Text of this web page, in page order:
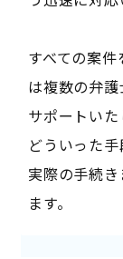
すべての案
は複数の弁
サポートいた
どういった
実際の手続
ます。